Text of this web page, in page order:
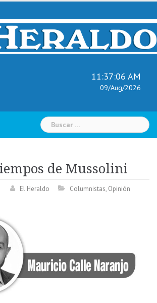
11:37:07 AM
09/Aug/2026
Buscar:
de Mussolini
El Heraldo Columnistas, Opinión